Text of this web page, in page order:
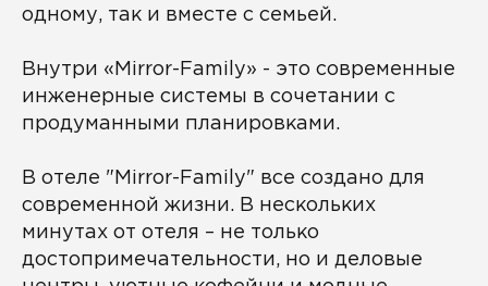
одному, так и вместе с семьей.
Внутри «Mirror-Family» - это современные
инженерные системы в сочетании с
продуманными планировками.
В отеле "Mirror-Family" все создано для
современной жизни. В нескольких
минутах от отеля – не только
достопримечательности, но и деловые